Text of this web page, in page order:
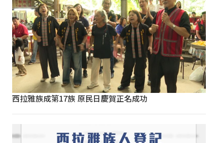
西拉雅族成第17族 原民日慶賀正名成功